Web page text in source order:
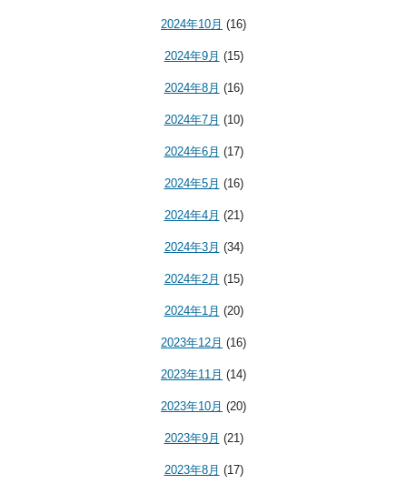
2024年10月 (16)
2024年9月 (15)
2024年8月 (16)
2024年7月 (10)
2024年6月 (17)
2024年5月 (16)
2024年4月 (21)
2024年3月 (34)
2024年2月 (15)
2024年1月 (20)
2023年12月 (16)
2023年11月 (14)
2023年10月 (20)
2023年9月 (21)
2023年8月 (17)